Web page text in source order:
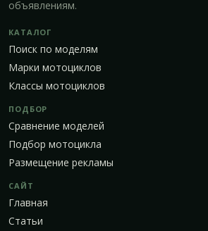
объявлениям.
КАТАЛОГ
Поиск по моделям
Марки мотоциклов
Классы мотоциклов
ПОДБОР
Сравнение моделей
Подбор мотоцикла
Размещение рекламы
САЙТ
Главная
Статьи